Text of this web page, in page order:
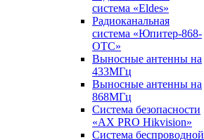
система «Eldes»
Радиоканальная
система «Юпитер-868-
ОТС»
Выносные антенны на
433МГц
Выносные антенны на
868МГц
Система безопасности
«AX PRO Hikvision»
Система беспроводной